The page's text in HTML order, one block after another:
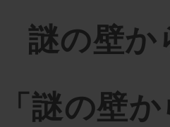
謎の壁か
「謎の壁